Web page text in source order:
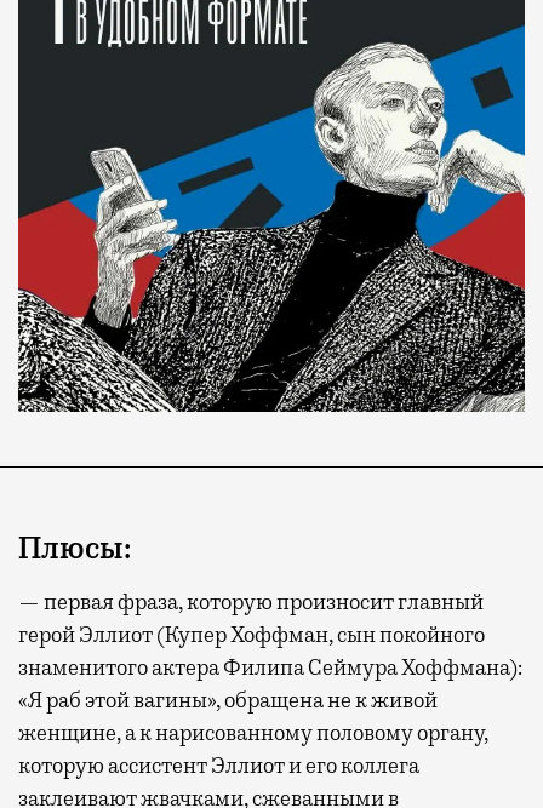
Плюсы:
— первая фраза, которую произносит главный
герой Эллиот (Купер Хоффман, сын покойного
знаменитого актера Филипа Сеймура Хоффмана):
«Я раб этой вагины», обращена не к живой
женщине, а к нарисованному половому органу,
которую ассистент Эллиот и его коллега
заклеивают жвачками, сжеванными в